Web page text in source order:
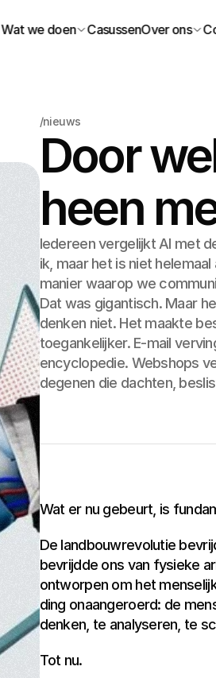
Wat we doen CasussenOver ons
/nieuws
Door
heen
Iedereen vergelijkt AI met
ik, maar het is niet
manier waarop we
Dat was gigantisch. Maar
denken niet. Het maakte
toegankelijker. E-mail
encyclopedie. Webshops
degenen die dachten,
Wat er nu gebeurt, is
De landbouwrevolutie
bevrijdde ons van fysieke
ontworpen om het
ding onaangeroerd: de
denken, te analyseren, te
Tot nu.